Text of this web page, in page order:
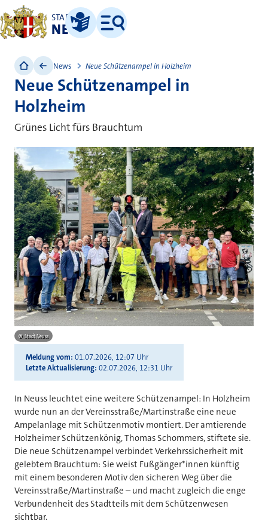
STADT
NEUSS
Leichte Sprache
Menü
© Stadt Neuss
News Neue Schützenampel in Holzheim
Neue Schützenampel in
Holzheim
Grünes Licht fürs Brauchtum
Meldung vom 01.07.2026, 12:07 Uhr
Letzte Aktualisierung 02.07.2026, 12:31 Uhr
In Neuss leuchtet eine weitere Schützenampel: In Holzheim
wurde nun an der Vereinsstraße/Martinstraße eine neue
Ampelanlage mit Schützenmotiv montiert. Der amtierende
Holzheimer Schützenkönig, Thomas Schommers, stiftete sie.
Die neue Schützenampel verbindet Verkehrssicherheit mit
gelebtem Brauchtum: Sie weist Fußgänger*innen künftig
mit einem besonderen Motiv den sicheren Weg über die
Vereinsstraße/Martinstraße – und macht zugleich die enge
Verbundenheit des Stadtteils mit dem Schützenwesen
sichtbar.